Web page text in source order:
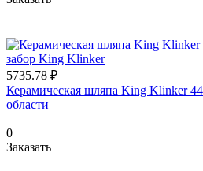
5735.78 ₽
Керамическая шляпа King Klinker
области
0
Заказать